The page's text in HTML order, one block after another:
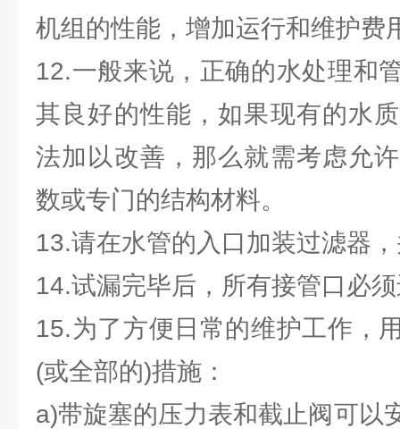
机组的性能，增加运行和维护费
12.一般来说，正确的水处理和
其良好的性能，如果现有的水
法加以改善，那么就需考虑允
数或专门的结构材料。
13.请在水管的入口加装过滤器
14.试漏完毕后，所有接管口必
15.为了方便日常的维护工作，
(或全部的)措施：
a)带旋塞的压力表和截止阀可以